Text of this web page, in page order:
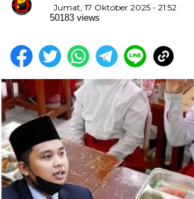
Jumat, 17 Oktober 2025 - 21:52
50183 views